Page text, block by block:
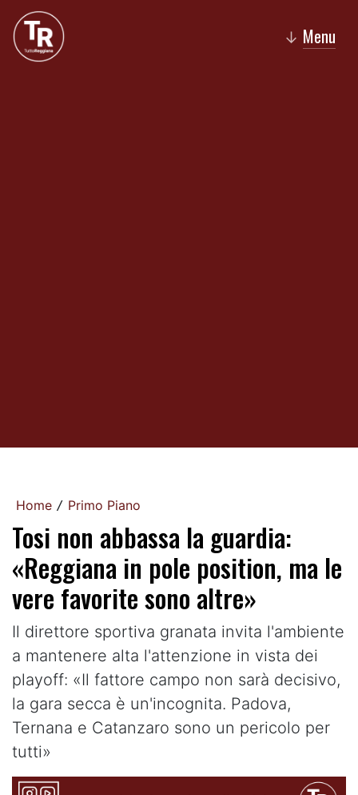
↓ Menu
Home / Primo Piano
Tosi non abbassa la guardia:
«Reggiana in pole position, ma le
vere favorite sono altre»
Il direttore sportiva granata invita l'ambiente
a mantenere alta l'attenzione in vista dei
playoff: «Il fattore campo non sarà decisivo,
la gara secca è un'incognita. Padova,
Ternana e Catanzaro sono un pericolo per
tutti»